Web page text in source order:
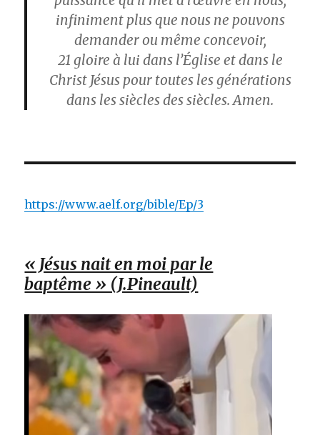
infiniment plus que nous ne pouvons
demander ou même concevoir,
21 gloire à lui dans l’Église et dans le
Christ Jésus pour toutes les générations
dans les siècles des siècles. Amen.
https://www.aelf.org/bible/Ep/3
« Jésus nait en moi par le
baptême » (J.Pineault)